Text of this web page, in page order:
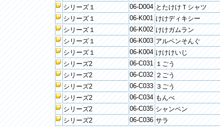
シリーズ１
06-D004 とたけけＴシャツ
シリーズ１
06-K001 けけディキシー
シリーズ１
06-K002 けけガムラン
シリーズ１
06-K003 アルペンそんぐ
シリーズ１
06-K004 けけけいじ
シリーズ2
06-C031 １ごう
シリーズ2
06-C032 ２ごう
シリーズ2
06-C033 ３ごう
シリーズ2
06-C034 もんぺ
シリーズ2
06-C035 シャンペン
シリーズ2
06-C036 サラ